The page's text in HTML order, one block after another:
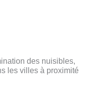
des nuisibles,
les villes à proximité